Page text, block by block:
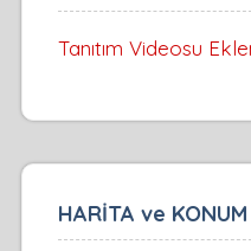
Tanıtım Videosu
HARİTA ve